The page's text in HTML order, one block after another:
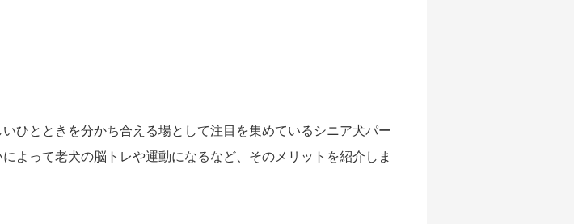
ひとときを分かち合える場として注目を集めているシニア犬パー
って老犬の脳トレや運動になるなど、そのメリットを紹介しま